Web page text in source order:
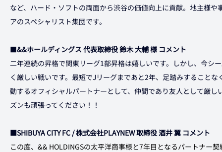
など、ハード・ソフトの両面から渋谷の価値向上に貢献。地主様
アのスペシャリスト集団です。
■&&ホールディングス 代表取締役 鈴木 大輔 様 コメント
二年連続の昇格で関東リーグ1部昇格は嬉しいです。しかし、今シ
く厳しい戦いです。最短でJリーグまであと2年、足踏みすること
動するオフィシャルパートナーとして、仲間であり友人として厳
ズンも頑張ってください！！
■SHIBUYA CITY FC / 株式会社PLAYNEW 取締役 酒井 翼 コメント
この度、&& HOLDINGSの太平洋商事様と7年目となるパートナー